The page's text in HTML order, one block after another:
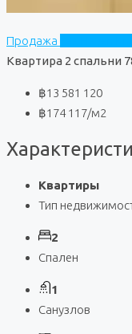
Продажа
Квартира 2 спальни
฿13 581 120
฿174 117/м2
Квартиры
Тип
2
Спален
1
Санузлов